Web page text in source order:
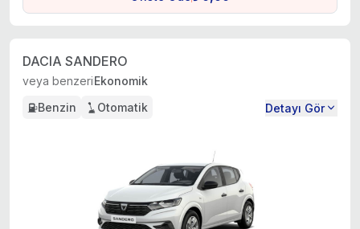
DACIA SANDERO
veya benzeriEkonomik
Benzin
Otomatik Detayı Gör